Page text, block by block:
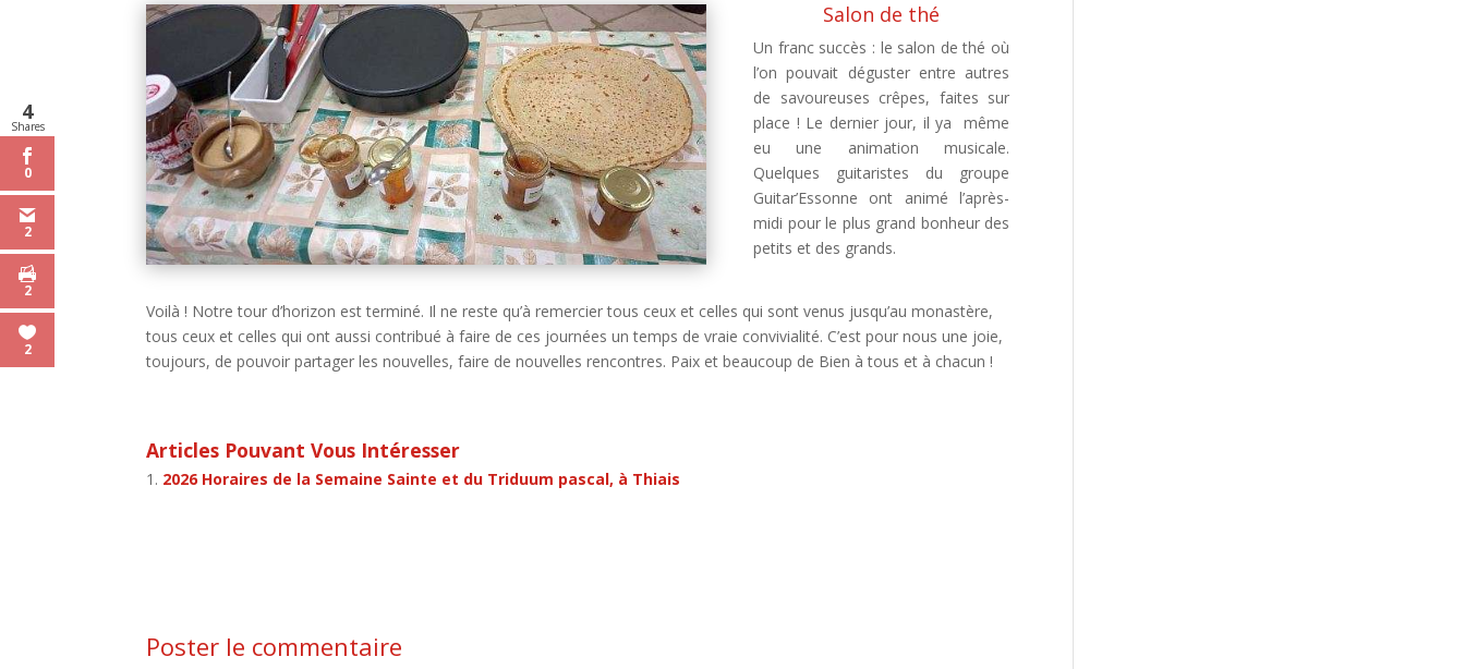
Salon de thé
Un franc succès : le salon de thé où
l’on pouvait déguster entre autres
de savoureuses crêpes, faites sur
place ! Le dernier jour, il ya même
eu une animation musicale.
Quelques guitaristes du groupe
Guitar’Essonne ont animé l’après-
midi pour le plus grand bonheur des
petits et des grands.
Voilà ! Notre tour d’horizon est terminé. Il ne reste qu’à remercier tous ceux et celles qui sont venus jusqu’au monastère,
tous ceux et celles qui ont aussi contribué à faire de ces journées un temps de vraie convivialité. C’est pour nous une joie,
toujours, de pouvoir partager les nouvelles, faire de nouvelles rencontres. Paix et beaucoup de Bien à tous et à chacun !
Articles Pouvant Vous Intéresser
2026 Horaires de la Semaine Sainte et du Triduum pascal, à Thiais
Poster le commentaire
4
Shares
0
2
2
2